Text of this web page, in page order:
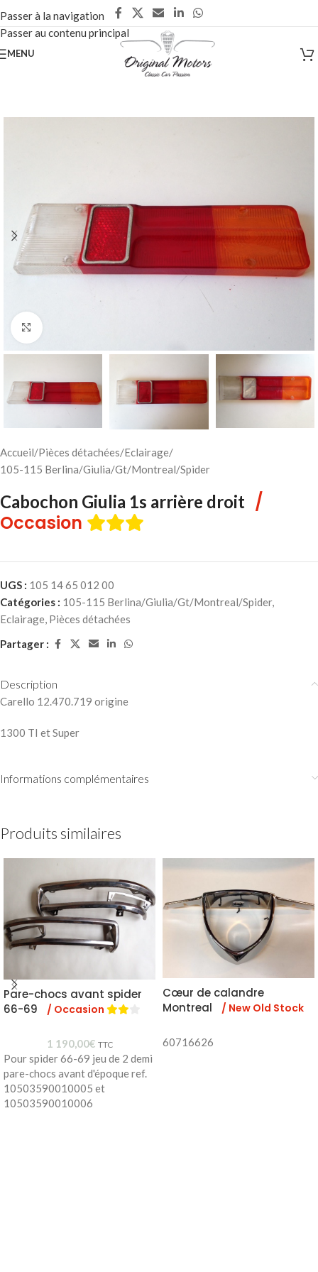
Passer à la navigation
Passer au contenu principal
MENU
Cliquez pour agrandir
Accueil/Pièces détachées/Eclairage/
105-115 Berlina/Giulia/Gt/Montreal/Spider
Cabochon Giulia 1s arrière droit /
Occasion
UGS : 105 14 65 012 00
Catégories : 105-115 Berlina/Giulia/Gt/Montreal/Spider,
Eclairage, Pièces détachées
Partager :
Description
Carello 12.470.719 origine
1300 TI et Super
Informations complémentaires
Produits similaires
Pare-chocs avant spider
66-69
/ Occasion
1 190,00€ TTC
Pour spider 66-69 jeu de 2 demi
pare-chocs avant d'époque ref.
10503590010005 et
10503590010006
Cœur de calandre
Montreal
/ New Old Stock
60716626